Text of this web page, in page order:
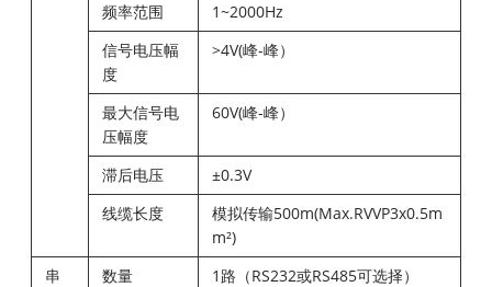
频率范围
1~2000Hz
信号电压幅
度
>4V(峰-峰）
最大信号电
压幅度
60V(峰-峰）
滞后电压
±0.3V
线缆长度
模拟传输500m(Max.RVVP3x0.5m
m²)
串
数量
1路（RS232或RS485可选择）